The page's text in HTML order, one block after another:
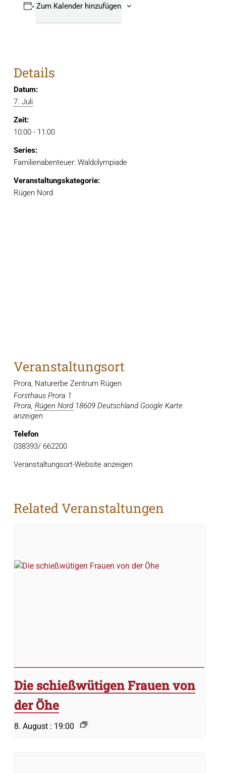
Zum Kalender hinzufügen
Details
Datum:
7. Juli
Zeit:
10:00 - 11:00
Series:
Familienabenteuer: Waldolympiade
Veranstaltungskategorie:
Rügen Nord
Veranstaltungsort
Prora, Naturerbe Zentrum Rügen
Forsthaus Prora 1
Prora, Rügen Nord 18609 Deutschland Google Karte
anzeigen
Telefon
038393/ 662200
Veranstaltungsort-Website anzeigen
Related Veranstaltungen
Die schießwütigen Frauen von
der Öhe
8. August : 19:00